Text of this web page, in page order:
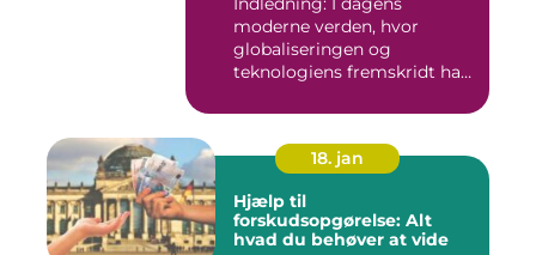
moderne verden, hvor
globaliseringen og
teknologiens fremskridt har
18. jan
Hjælp til
forskudsopgørelse: Alt
hvad du behøver at vide